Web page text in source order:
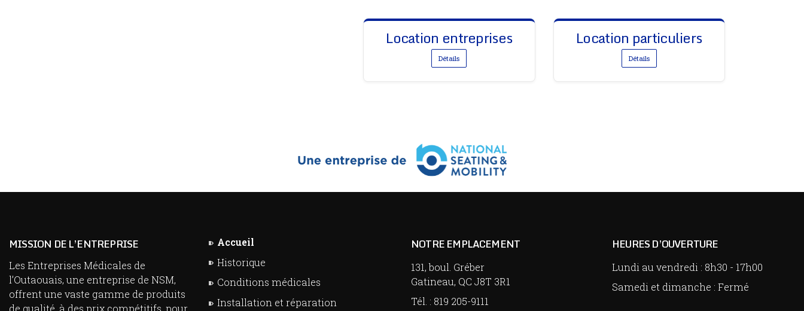
Location entreprises
Détails
Location particuliers
Détails
MISSION DE L’ENTREPRISE
Les Entreprises Médicales de
l’Outaouais, une entreprise de NSM,
offrent une vaste gamme de produits
de qualité, à des prix compétitifs, pour
Accueil
Historique
Conditions médicales
Installation et réparation
NOTRE EMPLACEMENT
131, boul. Gréber
Gatineau, QC J8T 3R1
Tél. : 819 205-9111
HEURES D’OUVERTURE
Lundi au vendredi : 8h30 - 17h00
Samedi et dimanche : Fermé